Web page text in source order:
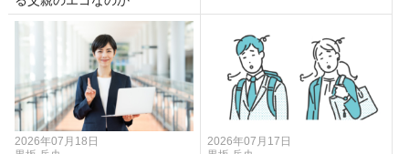
2026年07月18日
2026年07月17日